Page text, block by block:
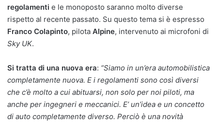
regolamenti e le monoposto saranno molto diverse
rispetto al recente passato. Su questo tema si è espresso
Franco Colapinto, pilota Alpine, intervenuto ai microfoni di
Sky UK.
Si tratta di una nuova era: “Siamo in un’era automobilistica
completamente nuova. E i regolamenti sono così diversi
che c’è molto a cui abituarsi, non solo per noi piloti, ma
anche per ingegneri e meccanici. E’ un’idea e un concetto
di auto completamente diverso. Perciò è una novità